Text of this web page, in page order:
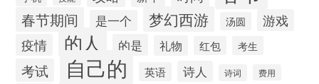
春节期间 是一个 梦幻西游 汤圆
游戏
疫情
的人 的是 礼物 红包 考生
考试 自己的 英语 诗人 诗词 费用